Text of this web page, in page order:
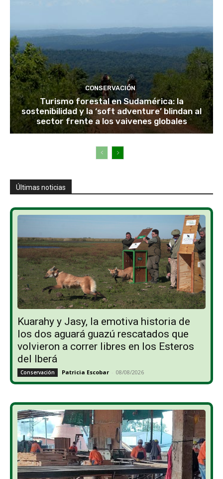
CONSERVACIÓN
Turismo forestal en Sudamérica: la
sostenibilidad y la ‘soft adventure’ blindan al
sector frente a los vaivenes globales
Últimas noticias
Kuarahy y Jasy, la emotiva historia de
los dos aguará guazú rescatados que
volvieron a correr libres en los Esteros
del Iberá
Conservación Patricia Escobar - 08/08/2026